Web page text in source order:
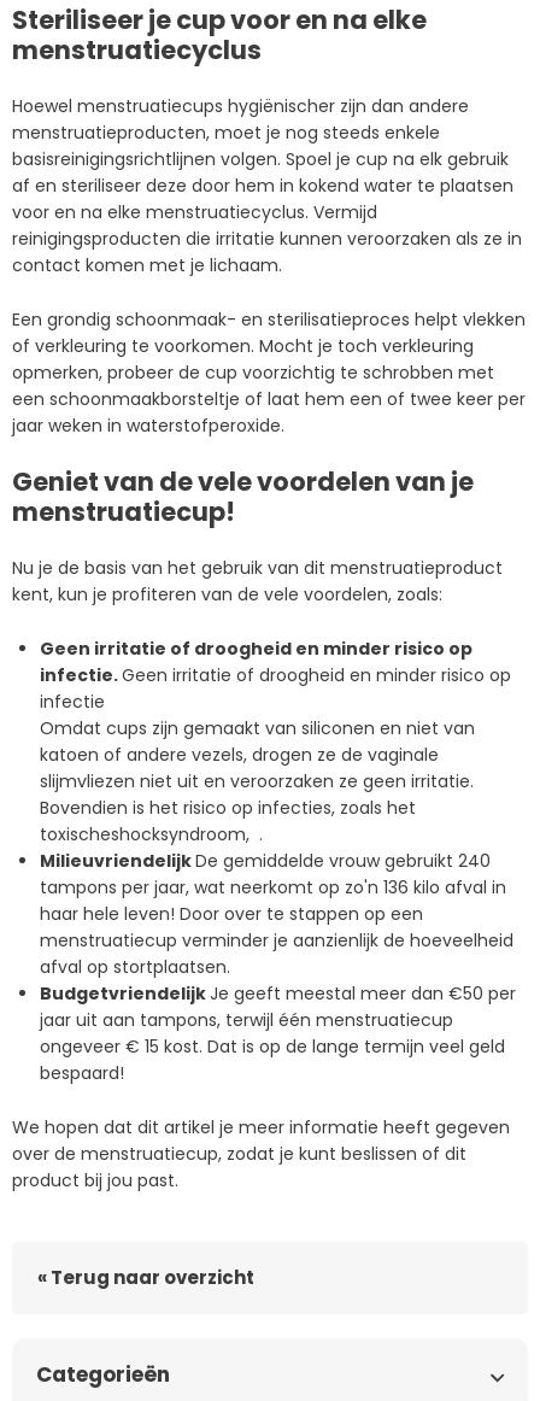
Steriliseer je cup voor en na elke
menstruatiecyclus
Hoewel menstruatiecups hygiënischer zijn dan andere
menstruatieproducten, moet je nog steeds enkele
basisreinigingsrichtlijnen volgen. Spoel je cup na elk gebruik
af en steriliseer deze door hem in kokend water te plaatsen
voor en na elke menstruatiecyclus. Vermijd
reinigingsproducten die irritatie kunnen veroorzaken als ze in
contact komen met je lichaam.
Een grondig schoonmaak- en sterilisatieproces helpt vlekken
of verkleuring te voorkomen. Mocht je toch verkleuring
opmerken, probeer de cup voorzichtig te schrobben met
een schoonmaakborsteltje of laat hem een of twee keer per
jaar weken in waterstofperoxide.
Geniet van de vele voordelen van je
menstruatiecup!
Nu je de basis van het gebruik van dit menstruatieproduct
kent, kun je profiteren van de vele voordelen, zoals:
Geen irritatie of droogheid en minder risico op
infectie.Geen irritatie of droogheid en minder risico op
infectie
Omdat cups zijn gemaakt van siliconen en niet van
katoen of andere vezels, drogen ze de vaginale
slijmvliezen niet uit en veroorzaken ze geen irritatie.
Bovendien is het risico op infecties, zoals het
toxischeshocksyndroom, .
MilieuvriendelijkDe gemiddelde vrouw gebruikt 240
tampons per jaar, wat neerkomt op zo'n 136 kilo afval in
haar hele leven! Door over te stappen op een
menstruatiecup verminder je aanzienlijk de hoeveelheid
afval op stortplaatsen.
BudgetvriendelijkJe geeft meestal meer dan €50 per
jaar uit aan tampons, terwijl één menstruatiecup
ongeveer € 15 kost. Dat is op de lange termijn veel geld
bespaard!
We hopen dat dit artikel je meer informatie heeft gegeven
over de menstruatiecup, zodat je kunt beslissen of dit
product bij jou past.
« Terug naar overzicht
Categorieën